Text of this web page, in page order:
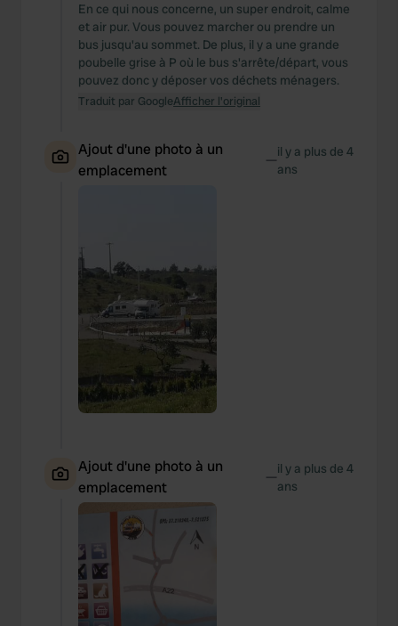
En ce qui nous concerne, un super endroit, calme
et air pur. Vous pouvez marcher ou prendre un
bus jusqu'au sommet. De plus, il y a une grande
poubelle grise à P où le bus s'arrête/départ, vous
pouvez donc y déposer vos déchets ménagers.
Traduit par GoogleAfficher l'original
Ajout d'une photo à un
emplacement
—il y a plus de 4
ans
Ajout d'une photo à un
emplacement
—il y a plus de 4
ans